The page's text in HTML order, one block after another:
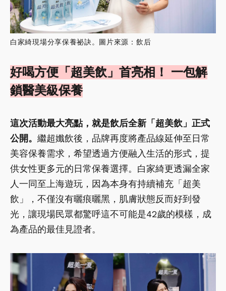
白家綺現場分享保養祕訣。圖片來源：飲后
好喝方便「超美飲」首亮相！ 一包解
鎖醫美級保養
這次活動最大亮點，就是飲后全新「超美飲」正式
公開。 繼超孅飲後，品牌再度將產品線延伸至日常
美容保養需求，希望透過方便融入生活的形式，提
供女性更多元的日常保養選擇。白家綺更透漏全家
人一同至上海遊玩，因為本身有持續補充「超美
飲」，不僅沒有曬痕曬黑，肌膚狀態反而好到發
光，讓現場民眾都驚呼這不可能是42歲的模樣，成
為產品的最佳見證者。